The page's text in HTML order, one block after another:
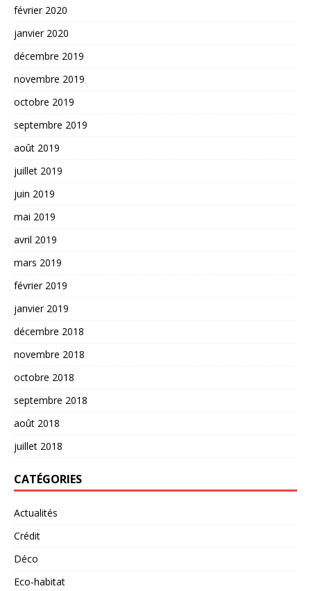
février 2020
janvier 2020
décembre 2019
novembre 2019
octobre 2019
septembre 2019
août 2019
juillet 2019
juin 2019
mai 2019
avril 2019
mars 2019
février 2019
janvier 2019
décembre 2018
novembre 2018
octobre 2018
septembre 2018
août 2018
juillet 2018
CATÉGORIES
Actualités
Crédit
Déco
Eco-habitat